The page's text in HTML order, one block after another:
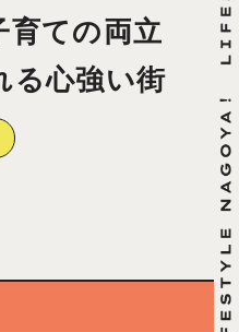
育ての両立
る心強い街